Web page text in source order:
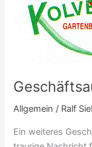
Allgemein / Ralf
Ein weiteres